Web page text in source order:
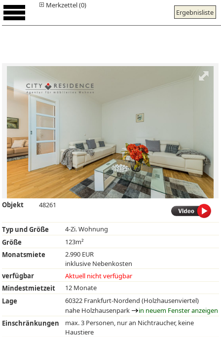
Ergebnisliste
Merkzettel (0)
Objekt 48261
Typ und Größe
4-Zi. Wohnung
Größe
123m²
Monatsmiete
2.990 EUR
inklusive Nebenkosten
verfügbar
Aktuell nicht verfügbar
Mindestmietzeit
12 Monate
Lage
60322 Frankfurt-Nordend (Holzhausenviertel)
nahe Holzhausenpark
in neuem Fenster anzeigen
Einschränkungen
max. 3 Personen, nur an Nichtraucher, keine
Haustiere